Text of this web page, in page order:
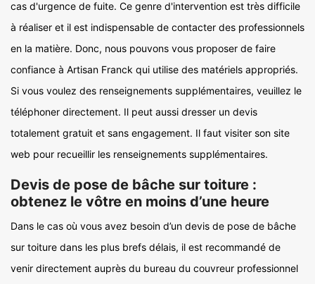
cas d'urgence de fuite. Ce genre d'intervention est très difficile
à réaliser et il est indispensable de contacter des professionnels
en la matière. Donc, nous pouvons vous proposer de faire
confiance à Artisan Franck qui utilise des matériels appropriés.
Si vous voulez des renseignements supplémentaires, veuillez le
téléphoner directement. Il peut aussi dresser un devis
totalement gratuit et sans engagement. Il faut visiter son site
web pour recueillir les renseignements supplémentaires.
Devis de pose de bâche sur toiture :
obtenez le vôtre en moins d’une heure
Dans le cas où vous avez besoin d’un devis de pose de bâche
sur toiture dans les plus brefs délais, il est recommandé de
venir directement auprès du bureau du couvreur professionnel